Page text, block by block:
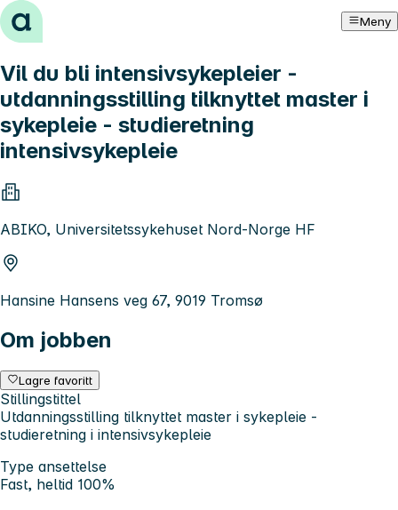
Hopp til innhold Meny
Vil du bli intensivsykepleier -
utdanningsstilling tilknyttet master i
sykepleie - studieretning
intensivsykepleie
ABIKO, Universitetssykehuset Nord-Norge HF
Hansine Hansens veg 67, 9019 Tromsø
Om jobben
Lagre favoritt
Stillingstittel
Utdanningsstilling tilknyttet master i sykepleie -
studieretning i intensivsykepleie
Type ansettelse
Fast, heltid 100%